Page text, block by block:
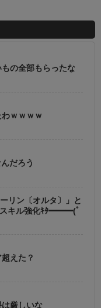
もの全部もらったな
ｗｗｗｗ
だろう
リン〔オルタ〕」と
スキル強化ｷﾀ━━━(ﾟ
えた？
は厳しいな